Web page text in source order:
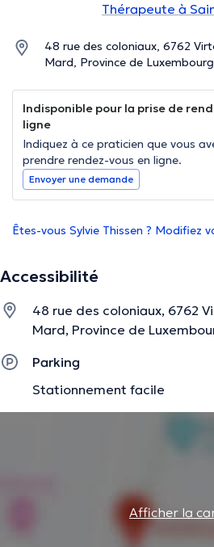
Thérapeute à
48 rue des coloniaux, 6762
Mard, Province de Luxembourg
Indisponible pour la prise de
ligne
Indiquez à ce praticien que vous
prendre rendez-vous en ligne.
Envoyer une demande
Êtes-vous Sylvie Thissen ? Modifiez
Accessibilité
48 rue des coloniaux, 6762
Mard, Province de
Parking
Stationnement facile
Afficher la